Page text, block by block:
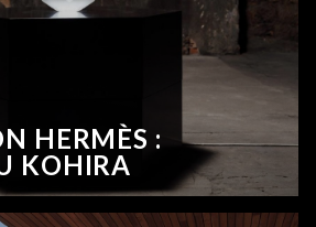
HERMÈS :
KOHIRA